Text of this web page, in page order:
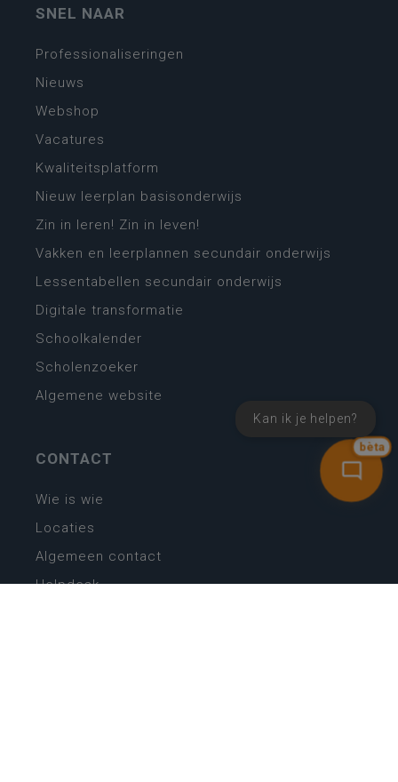
bèta
Kan ik je helpen?
SNEL NAAR
Professionaliseringen
Nieuws
Webshop
Vacatures
Kwaliteitsplatform
Nieuw leerplan basisonderwijs
Zin in leren! Zin in leven!
Vakken en leerplannen secundair onderwijs
Lessentabellen secundair onderwijs
Digitale transformatie
Schoolkalender
Scholenzoeker
Algemene website
CONTACT
Wie is wie
Locaties
Algemeen contact
Helpdesk